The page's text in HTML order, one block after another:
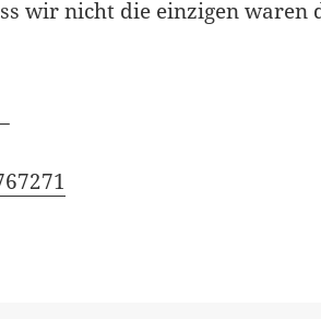
wir nicht die einzigen waren